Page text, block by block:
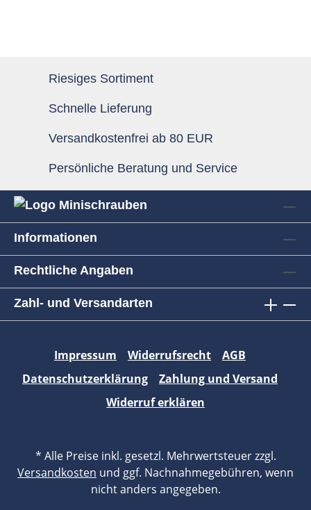
Riesiges Sortiment
Schnelle Lieferung
Versandkostenfrei ab 80 EUR
Persönliche Beratung und Service
Informationen
Rechtliche Angaben
Zahl- und Versandarten
Impressum Widerrufsrecht
AGB
Datenschutzerklärung
Zahlung und Versand
Widerruf erklären
* Alle Preise inkl. gesetzl. Mehrwertsteuer zzgl.
Versandkosten und ggf. Nachnahmegebühren, wenn
nicht anders angegeben.